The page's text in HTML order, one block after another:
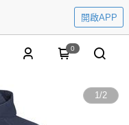
開啟APP
0
1/2